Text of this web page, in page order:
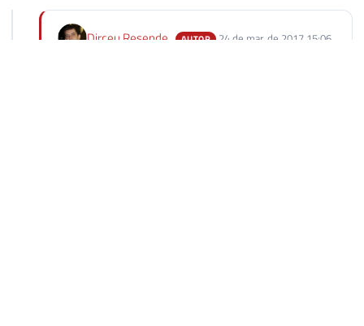
Dirceu Resende AUTOR 24 de mar. de 2017 15:06